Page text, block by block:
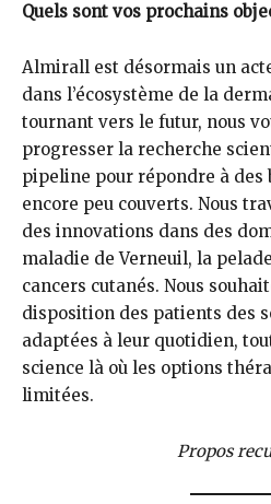
Quels sont vos prochains
Almirall est désormais un
dans l’écosystème de la
tournant vers le futur, nous
progresser la recherche
pipeline pour répondre à des
encore peu couverts. Nous
des innovations dans des
maladie de Verneuil, la
cancers cutanés. Nous
disposition des patients des
adaptées à leur quotidien,
science là où les options
limitées.
Propos